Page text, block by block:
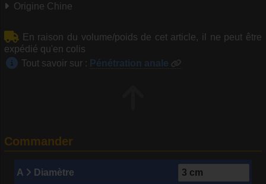
Origine Chine
En raison du volume/poids de cet article, il ne peut être
expédié qu'en colis
Tout savoir sur : Pénétration anale
Commander
A Diamètre